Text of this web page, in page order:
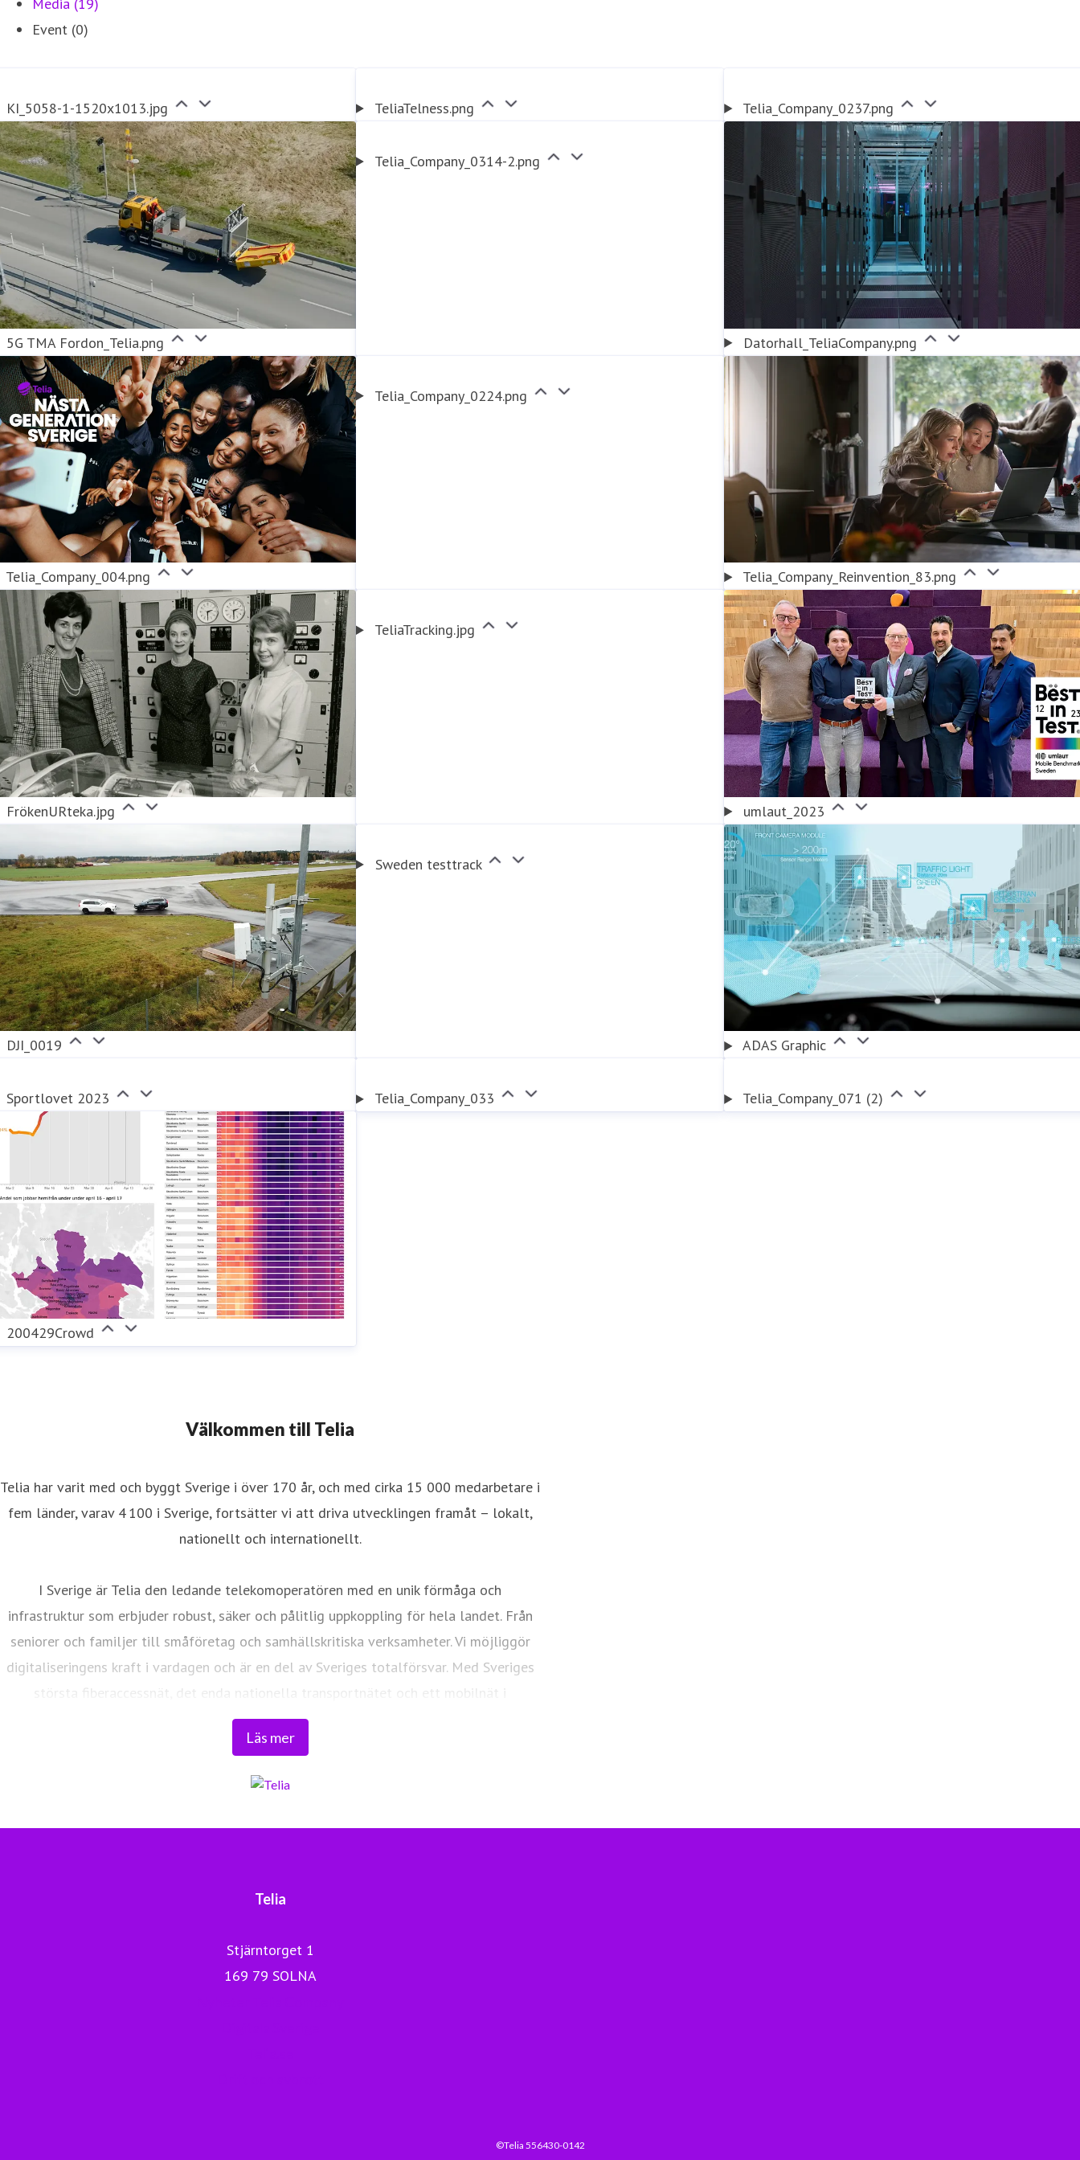
Event (0)
KI_5058-1-1520x1013.jpg TeliaTelness.png Telia_Company_0237.png
5G TMA Fordon_Telia.png
Telia_Company_0314-2.png
Datorhall_TeliaCompany.png
Telia_Company_004.png
Telia_Company_0224.png
Telia_Company_Reinvention_83.png
FrökenURteka.jpg
TeliaTracking.jpg
umlaut_2023
DJI_0019
Sweden testtrack
ADAS Graphic
Sportlovet 2023 Telia_Company_033 Telia_Company_071 (2)
200429Crowd
Välkommen till Telia
Läs mer
Telia har varit med och byggt Sverige i över 170 år, och med cirka 15 000 medarbetare i
fem länder, varav 4 100 i Sverige, fortsätter vi att driva utvecklingen framåt – lokalt,
nationellt och internationellt.
I Sverige är Telia den ledande telekomoperatören med en unik förmåga och
infrastruktur som erbjuder robust, säker och pålitlig uppkoppling för hela landet. Från
seniorer och familjer till småföretag och samhällskritiska verksamheter. Vi möjliggör
digitaliseringens kraft i vardagen och är en del av Sveriges totalförsvar. Med Sveriges
största fiberaccessnät, det enda nationella transportnätet och ett mobilnät i
världsklass skapar vi en enklare, smartare och mer meningsfull vardag och framtid.
Telia
Stjärntorget 1
169 79 SOLNA